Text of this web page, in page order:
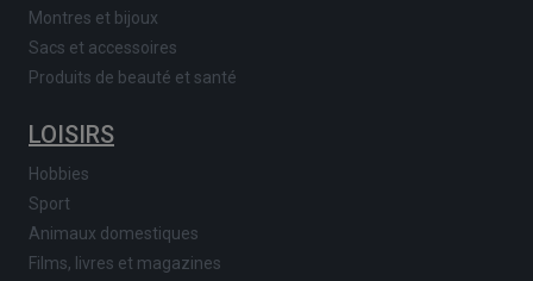
Montres et bijoux
Sacs et accessoires
Produits de beauté et santé
LOISIRS
Hobbies
Sport
Animaux domestiques
Films, livres et magazines